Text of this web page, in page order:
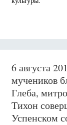
6 августа
мучеников
Глеба,
Тихон
Успенском